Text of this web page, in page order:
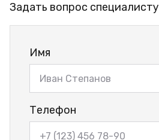
Задать вопрос специалисту
Имя
Телефон